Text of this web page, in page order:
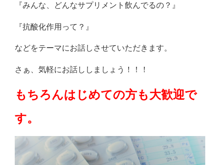
『みんな、どんなサプリメント飲んでるの？』
『抗酸化作用って？』
などをテーマにお話しさせていただきます。
さぁ、気軽にお話ししましょう！！！
もちろんはじめての方も大歓迎で
す。